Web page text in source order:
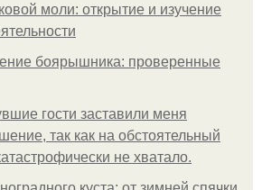
моли: открытие и изучение
боярышника: проверенные
гости заставили меня
так как на обстоятельный
не хватало.